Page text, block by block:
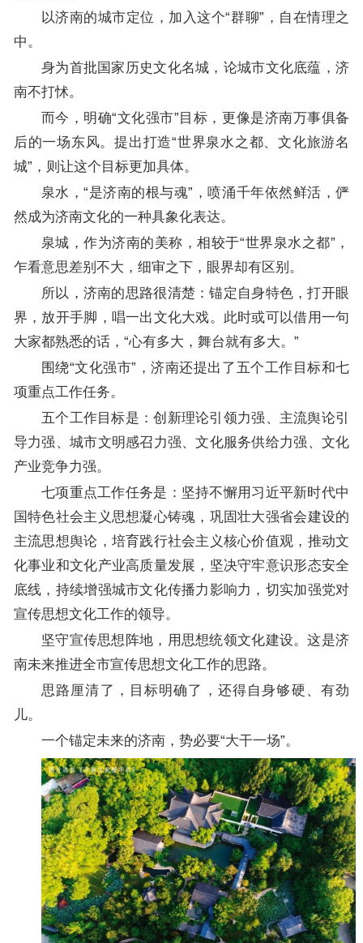
以济南的城市定位，加入这个“群聊”，自在情理之
中。
身为首批国家历史文化名城，论城市文化底蕴，济
南不打怵。
而今，明确“文化强市”目标，更像是济南万事俱备
后的一场东风。提出打造“世界泉水之都、文化旅游名
城”，则让这个目标更加具体。
泉水，“是济南的根与魂”，喷涌千年依然鲜活，俨
然成为济南文化的一种具象化表达。
泉城，作为济南的美称，相较于“世界泉水之都”，
乍看意思差别不大，细审之下，眼界却有区别。
所以，济南的思路很清楚：锚定自身特色，打开眼
界，放开手脚，唱一出文化大戏。此时或可以借用一句
大家都熟悉的话，“心有多大，舞台就有多大。”
围绕“文化强市”，济南还提出了五个工作目标和七
项重点工作任务。
五个工作目标是：创新理论引领力强、主流舆论引
导力强、城市文明感召力强、文化服务供给力强、文化
产业竞争力强。
七项重点工作任务是：坚持不懈用习近平新时代中
国特色社会主义思想凝心铸魂，巩固壮大强省会建设的
主流思想舆论，培育践行社会主义核心价值观，推动文
化事业和文化产业高质量发展，坚决守牢意识形态安全
底线，持续增强城市文化传播力影响力，切实加强党对
宣传思想文化工作的领导。
坚守宣传思想阵地，用思想统领文化建设。这是济
南未来推进全市宣传思想文化工作的思路。
思路厘清了，目标明确了，还得自身够硬、有劲
儿。
一个锚定未来的济南，势必要“大干一场”。